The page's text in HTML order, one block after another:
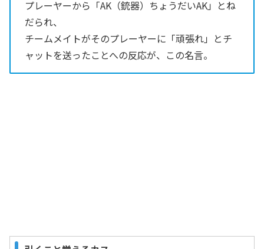
プレーヤーから「AK（銃器）ちょうだいAK」とね
だられ、
チームメイトがそのプレーヤーに「頑張れ」とチ
ャットを送ったことへの反応が、この名言。